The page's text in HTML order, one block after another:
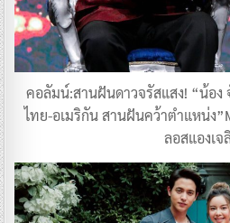
คอลัมน์:สานฝันดาวจรัสแสง! “น้อง
ไทย-อเมริกัน สานฝันคว้าตำแหน่ง
ลอสแองเจ